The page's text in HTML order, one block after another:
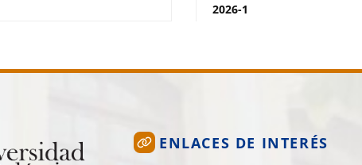
2026-1
ENLACES DE INTERÉS